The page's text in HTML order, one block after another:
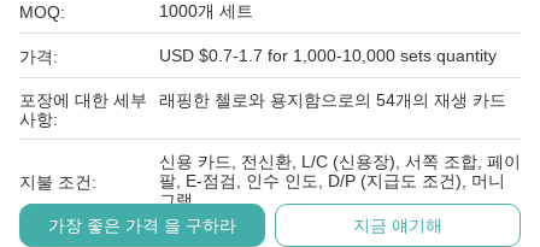
MOQ: 1000개 세트
가격: USD $0.7-1.7 for 1,000-10,000 sets quantity
포장에 대한 세부
사항:
래핑한 첼로와 용지함으로의 54개의 재생 카드
지불 조건:
신용 카드, 전신환, L/C (신용장), 서쪽 조합, 페이
팔, E-점검, 인수 인도, D/P (지급도 조건), 머니
그램
가장 좋은 가격 을 구하라
지금 얘기해